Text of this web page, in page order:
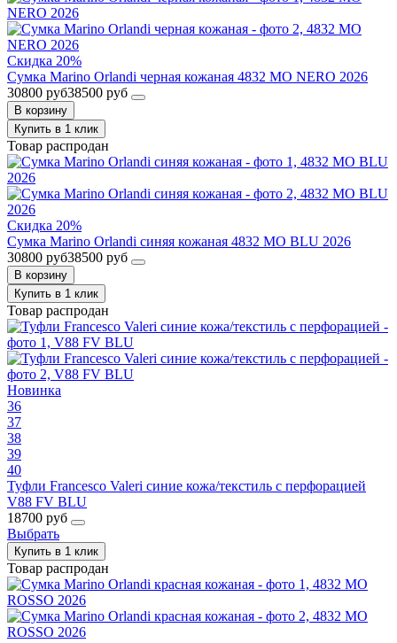
Скидка 20%
Сумка Marino Orlandi черная кожаная 4832 MO NERO 2026
30800 руб38500 руб
В корзину
Купить в 1 клик
Товар распродан
Скидка 20%
Сумка Marino Orlandi синяя кожаная 4832 MO BLU 2026
30800 руб38500 руб
В корзину
Купить в 1 клик
Товар распродан
Новинка
36
37
38
39
40
Туфли Francesco Valeri синие кожа/текстиль с перфорацией
V88 FV BLU
18700 руб
Выбрать
Купить в 1 клик
Товар распродан